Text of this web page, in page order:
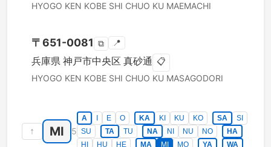
HYOGO KEN KOBE SHI CHUO KU MAEMACHI
〒651-0081 ⧉ 📍
兵庫県 神戸市中央区 真砂通 📋
HYOGO KEN KOBE SHI CHUO KU MASAGODORI
↑ MI 5
A E O KA KI KU KO SA
SI
SU
TA TU NA NI NU NO
HA
HI
HU HE MA MI MO YA WA